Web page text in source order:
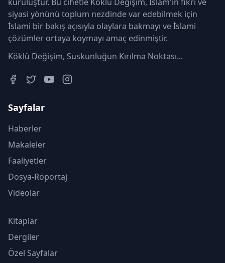
siyasi yönünü toplum nezdinde var edebilmek için
İslami bir bakış açısıyla olaylara bakmayı ve İslami
çözümler ortaya koymayı amaç edinmiştir.
Köklü Değişim, Suskunluğun Kırılma Noktası...
Sayfalar
Haberler
Makaleler
Faaliyetler
Dosya-Röportaj
Videolar
Kitaplar
Dergiler
Özel Sayfalar